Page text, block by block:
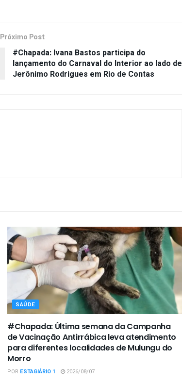
Próximo Post
#Chapada: Ivana Bastos participa do
lançamento do Carnaval do Interior ao lado de
Jerônimo Rodrigues em Rio de Contas
SAÚDE
#Chapada: Última semana da Campanha
de Vacinação Antirrábica leva atendimento
para diferentes localidades de Mulungu do
Morro
POR ESTAGIÁRIO 1 2026/08/07